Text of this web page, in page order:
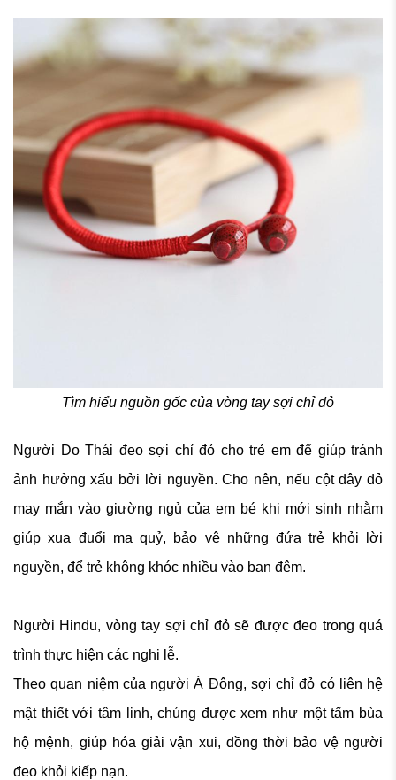
Tìm hiểu nguồn gốc của vòng tay sợi chỉ đỏ
Người Do Thái đeo sợi chỉ đỏ cho trẻ em để giúp tránh
ảnh hưởng xấu bởi lời nguyền. Cho nên, nếu cột dây đỏ
may mắn vào giường ngủ của em bé khi mới sinh nhằm
giúp xua đuổi ma quỷ, bảo vệ những đứa trẻ khỏi lời
nguyền, để trẻ không khóc nhiều vào ban đêm.
Người Hindu, vòng tay sợi chỉ đỏ sẽ được đeo trong quá
trình thực hiện các nghi lễ.
Theo quan niệm của người Á Đông, sợi chỉ đỏ có liên hệ
mật thiết với tâm linh, chúng được xem như một tấm bùa
hộ mệnh, giúp hóa giải vận xui, đồng thời bảo vệ người
đeo khỏi kiếp nạn.